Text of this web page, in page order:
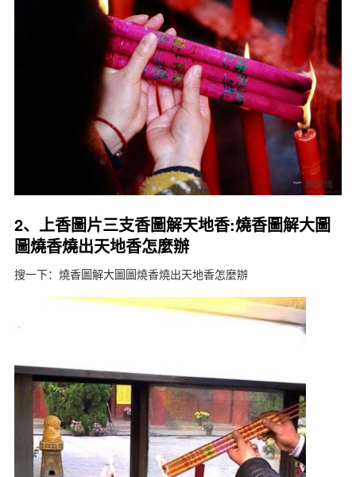
2、上香圖片三支香圖解天地香:燒香圖解大圖
圖燒香燒出天地香怎麼辦
搜一下：燒香圖解大圖圖燒香燒出天地香怎麼辦